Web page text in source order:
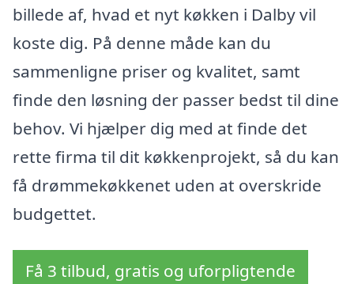
billede af, hvad et nyt køkken i Dalby vil
koste dig. På denne måde kan du
sammenligne priser og kvalitet, samt
finde den løsning der passer bedst til dine
behov. Vi hjælper dig med at finde det
rette firma til dit køkkenprojekt, så du kan
få drømmekøkkenet uden at overskride
budgettet.
Få 3 tilbud, gratis og uforpligtende